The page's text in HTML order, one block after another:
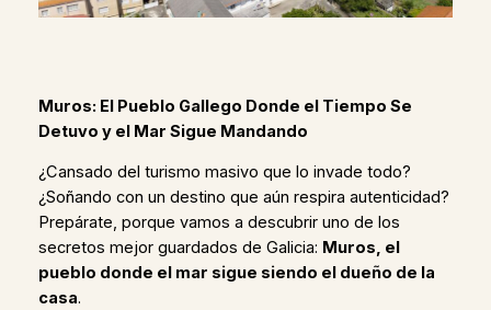
Muros: El Pueblo Gallego Donde el Tiempo Se
Detuvo y el Mar Sigue Mandando
¿Cansado del turismo masivo que lo invade todo?
¿Soñando con un destino que aún respira autenticidad?
Prepárate, porque vamos a descubrir uno de los
secretos mejor guardados de Galicia: Muros, el
pueblo donde el mar sigue siendo el dueño de la
casa.